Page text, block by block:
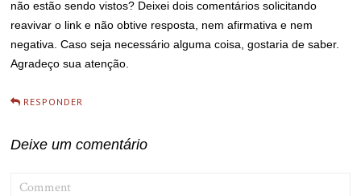
não estão sendo vistos? Deixei dois comentários solicitando
reavivar o link e não obtive resposta, nem afirmativa e nem
negativa. Caso seja necessário alguma coisa, gostaria de saber.
Agradeço sua atenção.
RESPONDER
Deixe um comentário